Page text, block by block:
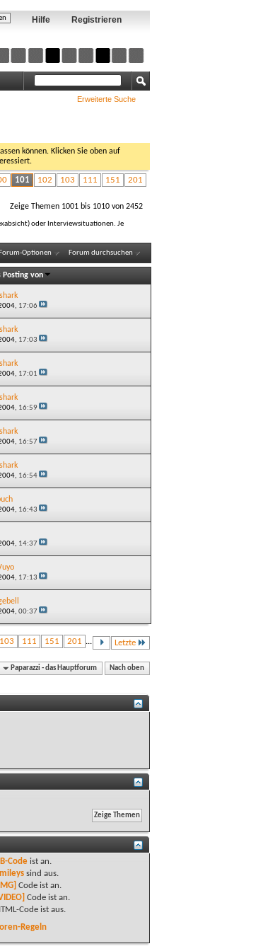
Registrieren
Hilfe
Erweiterte Suche
können. Klicken Sie oben auf
101 102 103 111 151
201
Zeige Themen 1001 bis 1010 von 2452
oder Interviewsituationen. Je
Forum-Optionen Forum durchsuchen
Posting von
17:06
17:03
17:01
16:59
16:57
16:54
16:43
14:37
17:13
00:37
103 111 151 201 ... Letzte
Paparazzi - das Hauptforum Nach oben
Codeist an.
sind aus.
Code ist an.
Code ist an.
Code ist aus.
Regeln